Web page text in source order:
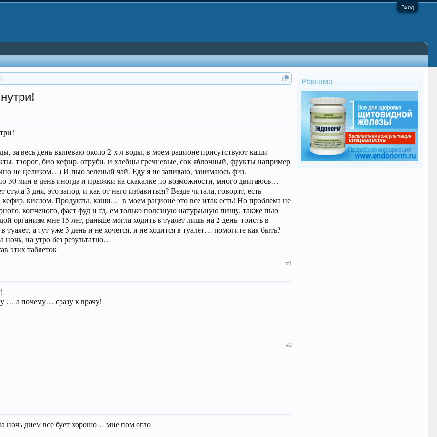
Вход
за весь день выпеваю около 2-х л воды, в моем рационе присутствуют каши
творог, био кефир, отруби, и хлебцы гречневые, сок яблочный, фрукты например
не целиком…) И пью зеленый чай. Еду я не запиваю, занимаюсь физ.
30 мин в день иногда и прыжки на скакалке по возможности, много двигаюсь…
3 дня, это запор, и как от него избавиться? Везде читала, говорят, есть
кислом. Продукты, каши,… в моем рационе это все итак есть! Но проблема не
копченого, фаст фуд и тд, ем только полезную натураьную пищу, также пью
мне 15 лет, раньше могла ходить в туалет лишь на 2 день, тоисть в
туалет, а тут уже 3 день и не хочется, и не ходится в туалет… помогите как быть?
ночь, на утро без результатно…
этих таблеток
#1
… а почему… сразу к врачу!
#2
ночь днем все бует хорошо… мне пом огло
Реклама